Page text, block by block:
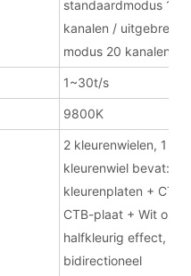
standaardmodus 16
kanalen / uitgebreide
modus 20 kanalen
1~30t/s
9800K
2 kleurenwielen, 1
kleurenwiel bevat: 11
kleurenplaten + CTO
CTB-plaat + Wit
halfkleurig effect,
bidirectioneel